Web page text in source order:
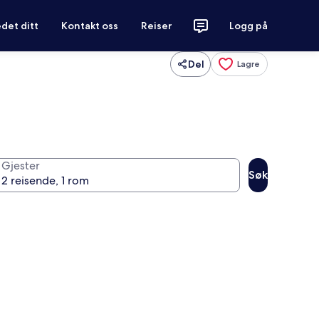
ditt Kontakt oss Reiser Logg på
Del Lagre
Gjester
Søk